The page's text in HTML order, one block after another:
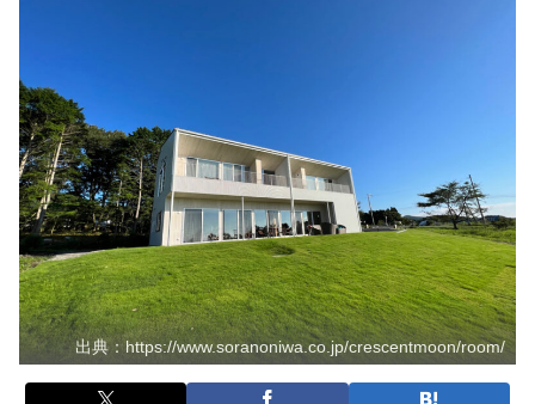
出典：https://www.soranoniwa.co.jp/crescentmoon/room/